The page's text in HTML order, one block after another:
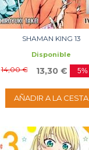
SHAMAN KING 13
Disponible
14,00 € 13,30 € 5%
AÑADIR A LA CESTA